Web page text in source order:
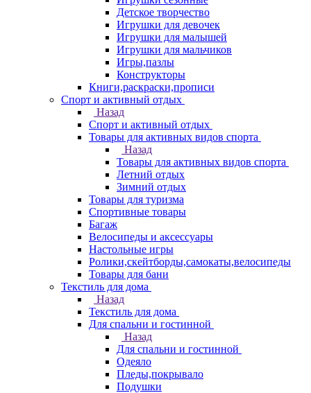
Детское творчество
Игрушки для девочек
Игрушки для малышей
Игрушки для мальчиков
Игры,пазлы
Конструкторы
Книги,раскраски,прописи
Спорт и активный отдых
Назад
Спорт и активный отдых
Товары для активных видов спорта
Назад
Товары для активных видов спорта
Летний отдых
Зимний отдых
Товары для туризма
Спортивные товары
Багаж
Велосипеды и аксессуары
Настольные игры
Ролики,скейтборды,самокаты,велосипеды
Товары для бани
Текстиль для дома
Назад
Текстиль для дома
Для спальни и гостинной
Назад
Для спальни и гостинной
Одеяло
Пледы,покрывало
Подушки